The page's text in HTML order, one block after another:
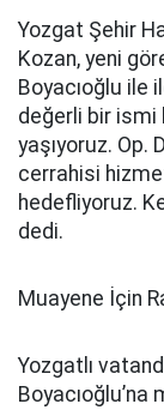
Yozgat Şehir
Kozan, yeni
Boyacıoğlu ile
değerli bir ismi
yaşıyoruz. Op.
cerrahisi
hedefliyoruz.
dedi.
Muayene İçin
Yozgatlı